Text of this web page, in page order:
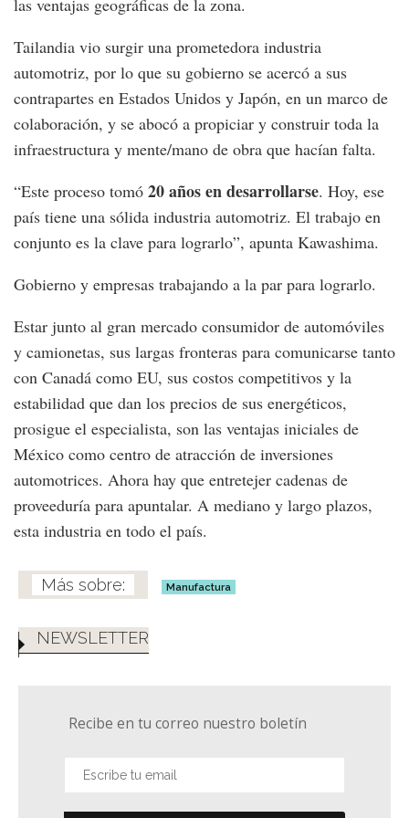
Tailandia vio surgir una prometedora industria
automotriz, por lo que su gobierno se acercó a sus
contrapartes en Estados Unidos y Japón, en un marco de
colaboración, y se abocó a propiciar y construir toda la
infraestructura y mente/mano de obra que hacían falta.
“Este proceso tomó 20 años en desarrollarse. Hoy, ese
país tiene una sólida industria automotriz. El trabajo en
conjunto es la clave para lograrlo”, apunta Kawashima.
Gobierno y empresas trabajando a la par para lograrlo.
Estar junto al gran mercado consumidor de automóviles
y camionetas, sus largas fronteras para comunicarse tanto
con Canadá como EU, sus costos competitivos y la
estabilidad que dan los precios de sus energéticos,
prosigue el especialista, son las ventajas iniciales de
México como centro de atracción de inversiones
automotrices. Ahora hay que entretejer cadenas de
proveeduría para apuntalar. A mediano y largo plazos,
esta industria en todo el país.
Manufactura
NEWSLETTER
Recibe en tu correo nuestro boletín